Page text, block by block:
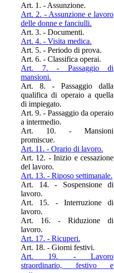
Art. 1. - Assunzione.
Art. 2. - Assunzione e lavoro
delle donne e fanciulli.
Art. 3. - Documenti.
Art. 4. - Visita medica.
Art. 5. - Periodo di prova.
Art. 6. - Classifica operai.
Art. 7. - Passaggio di
mansioni.
Art. 8. - Passaggio dalla
qualifica di operaio a quella
di impiegato.
Art. 9. - Passaggio da operaio
a intermedio.
Art. 10. - Mansioni
promiscue.
Art. 11. - Orario di lavoro.
Art. 12. - Inizio e cessazione
del lavoro.
Art. 13. - Riposo settimanale.
Art. 14. - Sospensione di
lavoro.
Art. 15. - Interruzione di
lavoro.
Art. 16. - Riduzione di
lavoro.
Art. 17. - Ricuperi.
Art. 18. - Giorni festivi.
Art. 19. - Lavoro
straordinario, festivo e